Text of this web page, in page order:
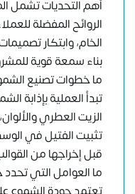
أهم التحديات تشمل
الروائح المفضلة
الخام، وابتكار
بناء سمعة قوية
ما خطوات تصنيع
تبدأ العملية بإذابة
الزيت العطري
تثبيت الفتيل في
قبل إخراجها من
ما العوامل التي